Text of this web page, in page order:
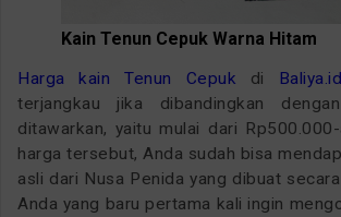
Kain Tenun Cepuk Warna Hitam
Harga kain Tenun Cepuk di Baliya.id
terjangkau jika dibandingkan
ditawarkan, yaitu mulai dari
harga tersebut, Anda sudah bisa
asli dari Nusa Penida yang dibuat
Anda yang baru pertama kali ingin